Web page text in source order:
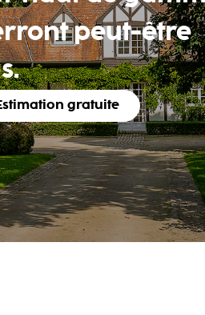
peut-être
gratuite